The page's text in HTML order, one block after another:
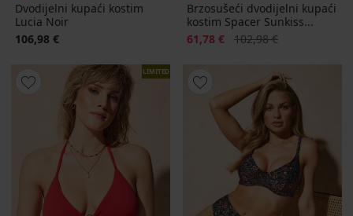
Dvodijelni kupaći kostim
Lucia Noir
106,98 €
Brzosušeći dvodijelni kupaći
kostim Spacer Sunkiss...
Popust
61,78 € Prvobitna cijena
102,98 €
LIMITED